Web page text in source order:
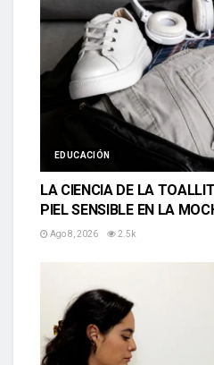
EDUCACIÓN
LA CIENCIA DE LA
PIEL SENSIBLE EN LA
Ago 8, 2026 2.5k